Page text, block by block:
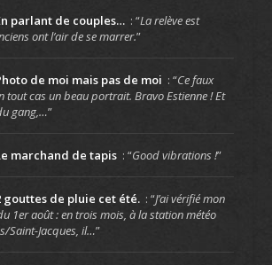
parlant de couples… : “La relève est
ont l’air de se marrer.”
de moi mais pas de moi : “Ce faux
tout cas un beau portrait. Bravo Estienne ! Et
gang,…”
marchand de tapis : “Good vibrations !”
gouttes de pluie cet été. : “J’ai vérifié mon
1er août : en trois mois, à la station météo
Saint-Jacques, il…”